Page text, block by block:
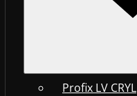
Profix LV CRYL